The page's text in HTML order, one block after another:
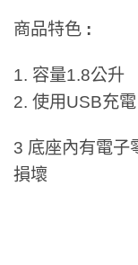
商品特色 :
1. 容量1.8公升
2. 使用USB充電
3 底座內有電子
損壞